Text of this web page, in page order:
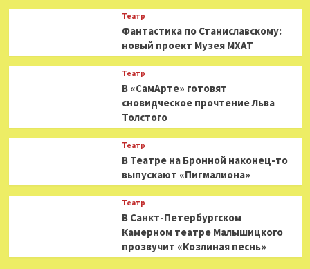
Театр
Фантастика по Станиславскому:
новый проект Музея МХАТ
Театр
В «СамАрте» готовят
сновидческое прочтение Льва
Толстого
Театр
В Театре на Бронной наконец-то
выпускают «Пигмалиона»
Театр
В Санкт-Петербургском
Камерном театре Малышицкого
прозвучит «Козлиная песнь»